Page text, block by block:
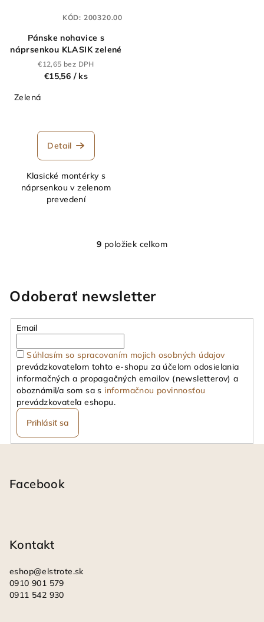
Pánske nohavice s
náprsenkou KLASIK zelené
€12,65 bez DPH
€15,56 / ks
Zelená
Detail
Klasické montérky s
náprsenkou v zelenom
prevedení
KÓD: 200320.00
O
á
d
a
e
p
r
v
9 položiek celkom
Odoberať newsletter
Email
Súhlasím so spracovaním mojich osobných údajov
prevádzkovateľom tohto e-shopu za účelom odosielania
informačných a propagačných emailov (newsletterov) a
oboznámil/a som sa s informačnou povinnosťou
prevádzkovateľa eshopu.
Prihlásiť sa
Facebook
Kontakt
eshop@elstrote.sk
0910 901 579
0911 542 930